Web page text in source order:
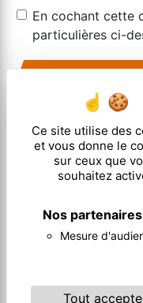
Ce site utilise des
et vous donne le
sur ceux que
souhaitez
Nos partenaires
Mesure
Tout
En cochant cette
particulières ci-
** Les données
fins de vous contacter et
informatisé. Elles sont
but de répondre à votre
communiquées aux
droits d’accès, de
limitation, d’opposition,
moment et du droit
autorité de contrôle,
post-mortem. Vous
l'adresse ou par courrier
d'identité pourra vous
pendant la période de
prescription légale aux
contentieux. Consultez
vos droits.